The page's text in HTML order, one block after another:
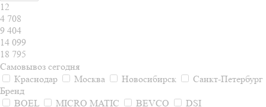
12
4 708
9 404
14 099
18 795
Самовывоз сегодня
Краснодар
Москва Новосибирск
Санкт-Петербург
Бренд
BOEL
MICRO MATIC BEVCO
DSI